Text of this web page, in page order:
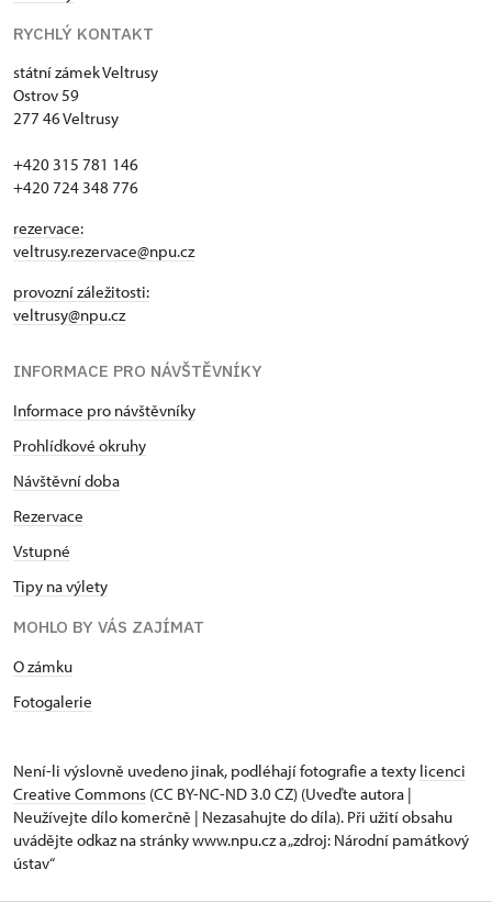
RYCHLÝ KONTAKT
státní zámek Veltrusy
Ostrov 59
277 46 Veltrusy
+420 315 781 146
+420 724 348 776
rezervace:
veltrusy.rezervace@npu.cz
provozní záležitosti:
veltrusy@npu.cz
INFORMACE PRO NÁVŠTĚVNÍKY
Informace pro návštěvníky
Prohlídkové okruhy
Návštěvní doba
Rezervace
Vstupné
Tipy na výlety
MOHLO BY VÁS ZAJÍMAT
O zámku
Fotogalerie
Není-li výslovně uvedeno jinak, podléhají fotografie a texty licenci
Creative Commons (CC BY-NC-ND 3.0 CZ) (Uveďte autora |
Neužívejte dílo komerčně | Nezasahujte do díla). Při užití obsahu
uvádějte odkaz na stránky www.npu.cz a „zdroj: Národní památkový
ústav“